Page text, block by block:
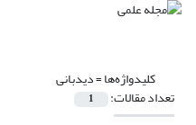
کلیدواژه‌ها =دیدبانی
تعداد مقالات: 1